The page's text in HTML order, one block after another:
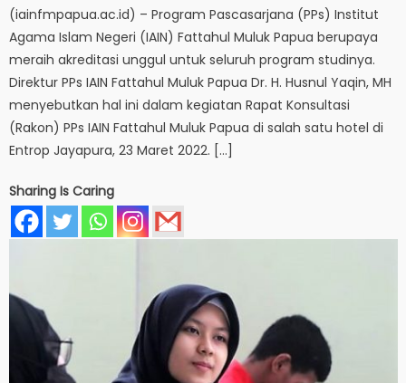
(iainfmpapua.ac.id) – Program Pascasarjana (PPs) Institut
Agama Islam Negeri (IAIN) Fattahul Muluk Papua berupaya
meraih akreditasi unggul untuk seluruh program studinya.
Direktur PPs IAIN Fattahul Muluk Papua Dr. H. Husnul Yaqin, MH
menyebutkan hal ini dalam kegiatan Rapat Konsultasi
(Rakon) PPs IAIN Fattahul Muluk Papua di salah satu hotel di
Entrop Jayapura, 23 Maret 2022. […]
Sharing Is Caring